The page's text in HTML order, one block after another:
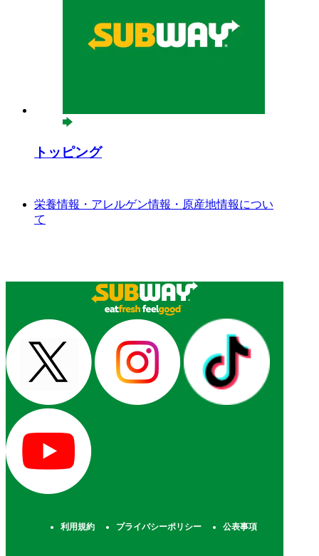
トッピング
栄養情報・アレルゲン情報・原産地情報につい
て
利用規約 プライバシーポリシー 公表事項